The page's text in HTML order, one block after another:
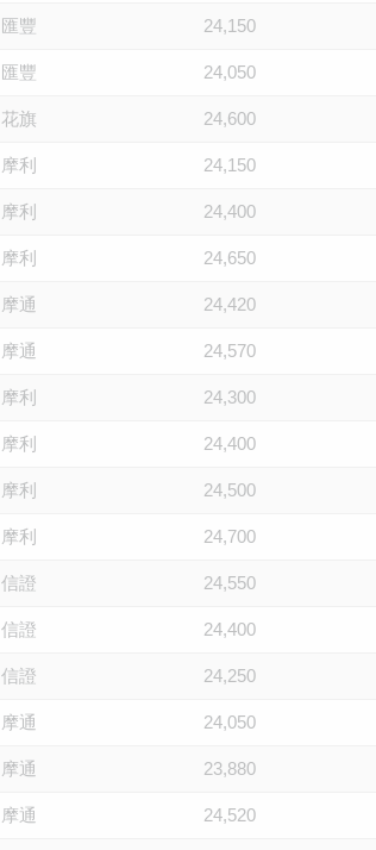
匯豐 24,150
匯豐 24,050
花旗 24,600
摩利 24,150
摩利 24,400
摩利 24,650
摩通 24,420
摩通 24,570
摩利 24,300
摩利 24,400
摩利 24,500
摩利 24,700
信證 24,550
信證 24,400
信證 24,250
摩通 24,050
摩通 23,880
摩通 24,520